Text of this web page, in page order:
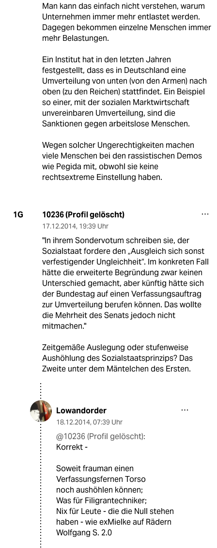
Man kann das einfach nicht verstehen, warum
Unternehmen immer mehr entlastet werden.
Dagegen bekommen einzelne Menschen immer
mehr Belastungen.
Ein Institut hat in den letzten Jahren
festgestellt, dass es in Deutschland eine
Umverteilung von unten (von den Armen) nach
oben (zu den Reichen) stattfindet. Ein Beispiel
so einer, mit der sozialen Marktwirtschaft
unvereinbaren Umverteilung, sind die
Sanktionen gegen arbeitslose Menschen.
Wegen solcher Ungerechtigkeiten machen
viele Menschen bei den rassistischen Demos
wie Pegida mit, obwohl sie keine
rechtsextreme Einstellung haben.
1G 10236 (Profil gelöscht)
17.12.2014, 19:39 Uhr
"In ihrem Sondervotum schreiben sie, der
Sozialstaat fordere den „Ausgleich sich sonst
verfestigender Ungleichheit“. Im konkreten Fall
hätte die erweiterte Begründung zwar keinen
Unterschied gemacht, aber künftig hätte sich
der Bundestag auf einen Verfassungsauftrag
zur Umverteilung berufen können. Das wollte
die Mehrheit des Senats jedoch nicht
mitmachen."
Zeitgemäße Auslegung oder stufenweise
Aushöhlung des Sozialstaatsprinzips? Das
Zweite unter dem Mäntelchen des Ersten.
Lowandorder
18.12.2014, 07:39 Uhr
@10236 (Profil gelöscht):
Korrekt -
Soweit frauman einen
Verfassungsfernen Torso
noch aushöhlen können;
Was für Filigrantechniker;
Nix für Leute - die die Null stehen
haben - wie exMielke auf Rädern
Wolfgang S. 2.0